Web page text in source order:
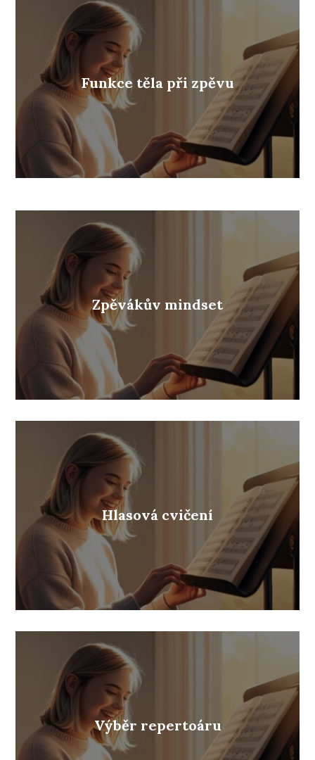
Funkce těla při zpěvu
Zpěvákův mindset
Hlasová cvičení
Výběr repertoáru